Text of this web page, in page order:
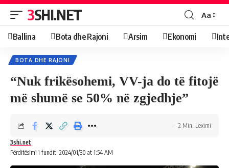
3SHI.NET Aa
Ballina Bota dhe Rajoni Arsim Ekonomi
BOTA DHE RAJONI
“Nuk frikësohemi, VV-ja do të fitojë
më shumë se 50% në zgjedhje”
Përditësimi i fundit: 2024/01/30 at 1:54 AM
3shi.net
2 Min. Leximi